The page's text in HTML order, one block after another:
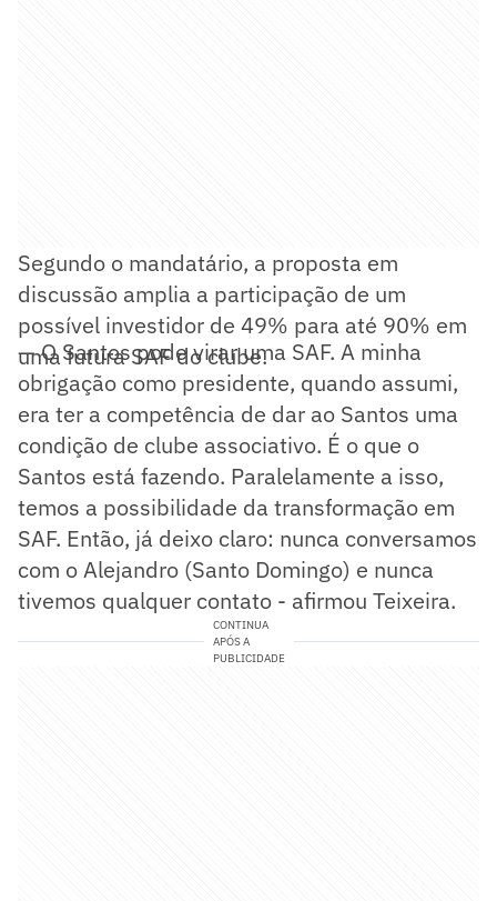
Segundo o mandatário, a proposta em
discussão amplia a participação de um
possível investidor de 49% para até 90% em
uma futura SAF do clube.
— O Santos pode virar uma SAF. A minha
obrigação como presidente, quando assumi,
era ter a competência de dar ao Santos uma
condição de clube associativo. É o que o
Santos está fazendo. Paralelamente a isso,
temos a possibilidade da transformação em
SAF. Então, já deixo claro: nunca conversamos
com o Alejandro (Santo Domingo) e nunca
tivemos qualquer contato - afirmou Teixeira.
CONTINUA
APÓS A
PUBLICIDADE